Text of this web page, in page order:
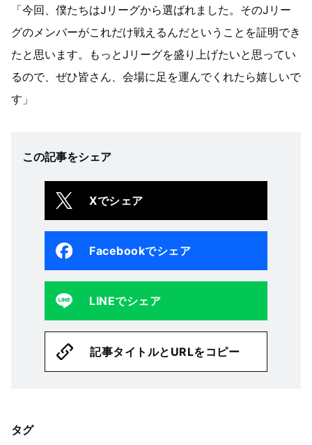
「今回、僕たちはJリーグから選ばれました。そのJリー
グのメンバーがこれだけ戦えるんだということを証明でき
たと思います。もっとJリーグを盛り上げたいと思ってい
るので、ぜひ皆さん、会場に足を運んでくれたら嬉しいで
す」
この記事をシェア
Xでシェア
Facebookでシェア
LINEでシェア
記事タイトルとURLをコピー
タグ